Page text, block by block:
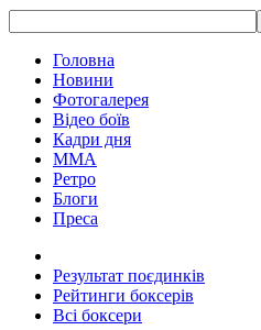
Головна
Новини
Фотогалерея
Відео боїв
Кадри дня
ММА
Ретро
Блоги
Преса
Результат поєдинків
Рейтинги боксерів
Всі боксери